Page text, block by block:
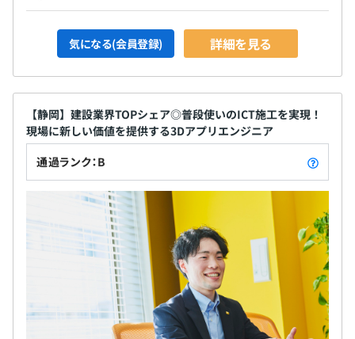
気になる(会員登録) 詳細を見る
【静岡】建設業界TOPシェア◎普段使いのICT施工を実現！
現場に新しい価値を提供する3Dアプリエンジニア
通過ランク：B